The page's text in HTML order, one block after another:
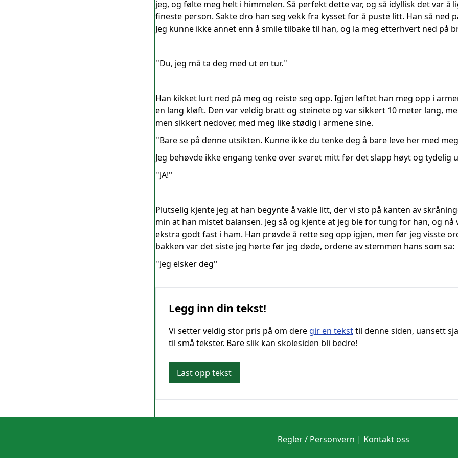
jeg, og følte meg helt i himmelen. Så perfekt dette var, og så idyllisk det var
fineste person. Sakte dro han seg vekk fra kysset for å puste litt. Han så ned
Jeg kunne ikke annet enn å smile tilbake til han, og la meg etterhvert ned på
''Du, jeg må ta deg med ut en tur.''
Han kikket lurt ned på meg og reiste seg opp. Igjen løftet han meg opp i
en lang kløft. Den var veldig bratt og steinete og var sikkert 10 meter lang,
men sikkert nedover, med meg like stødig i armene sine.
''Bare se på denne utsikten. Kunne ikke du tenke deg å bare leve her med
Jeg behøvde ikke engang tenke over svaret mitt før det slapp høyt og tydelig
''JA!''
Plutselig kjente jeg at han begynte å vakle litt, der vi sto på kanten av
min at han mistet balansen. Jeg så og kjente at jeg ble for tung for han, og
ekstra godt fast i ham. Han prøvde å rette seg opp igjen, men før jeg visste
bakken var det siste jeg hørte før jeg døde, ordene av stemmen hans som sa:
''Jeg elsker deg''
Legg inn din tekst!
Vi setter veldig stor pris på om dere gir en teksttil denne siden, uansett
til små tekster. Bare slik kan skolesiden bli bedre!
Last opp tekst
Regler / Personvern | Kontakt oss